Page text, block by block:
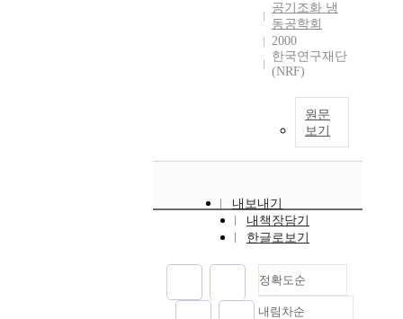
공기조화 냉
동공학회
2000
한국연구재단
(NRF)
원문
보기
내보내기
내책장담기
한글로보기
정확도순
내림차순